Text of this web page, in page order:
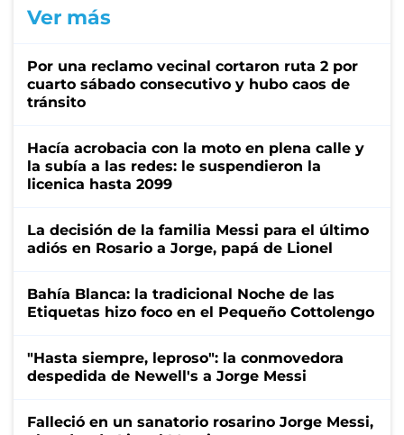
Ver más
Por una reclamo vecinal cortaron ruta 2 por
cuarto sábado consecutivo y hubo caos de
tránsito
Hacía acrobacia con la moto en plena calle y
la subía a las redes: le suspendieron la
licenica hasta 2099
La decisión de la familia Messi para el último
adiós en Rosario a Jorge, papá de Lionel
Bahía Blanca: la tradicional Noche de las
Etiquetas hizo foco en el Pequeño Cottolengo
"Hasta siempre, leproso": la conmovedora
despedida de Newell's a Jorge Messi
Falleció en un sanatorio rosarino Jorge Messi,